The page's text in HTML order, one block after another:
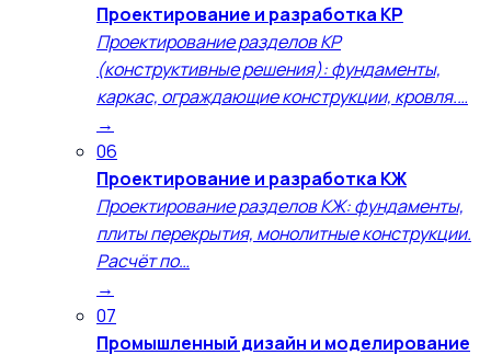
Проектирование и разработка КР
Проектирование разделов КР
(конструктивные решения): фундаменты,
каркас, ограждающие конструкции, кровля.…
→
06
Проектирование и разработка КЖ
Проектирование разделов КЖ: фундаменты,
плиты перекрытия, монолитные конструкции.
Расчёт по…
→
07
Промышленный дизайн и моделирование